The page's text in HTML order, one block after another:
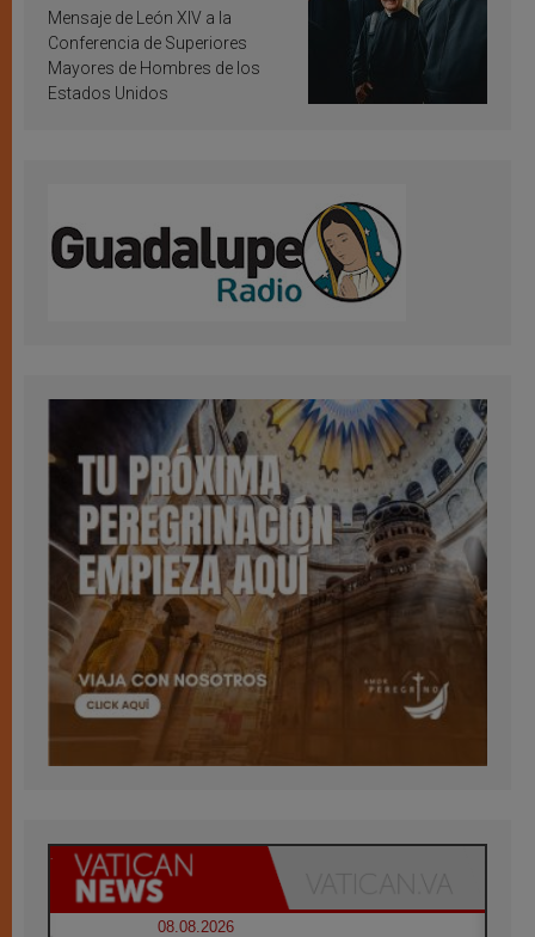
inspiración y santificación
Mensaje de León XIV a la
Conferencia de Superiores
Mayores de Hombres de los
Estados Unidos
08.08.2026